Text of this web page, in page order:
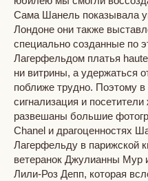
Сама Шанель показывала
Лондоне они также
специально созданные по
Лагерфельдом платья
ни витрины, а удержаться
поближе трудно. Поэтому в
сигнализация и
развешаны большие
Chanel и драгоценностях
Лагерфельду в парижской
ветеранок Джулианны
Лили-Роз Депп, которая